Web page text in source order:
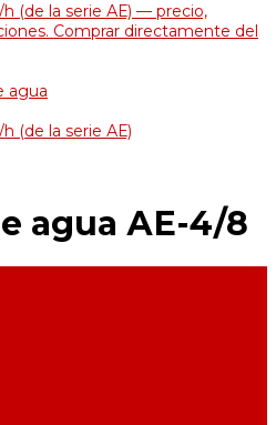
h (de la serie АЕ) — precio,
Comprar directamente del
agua
(de la serie АЕ)
agua АЕ-4/8